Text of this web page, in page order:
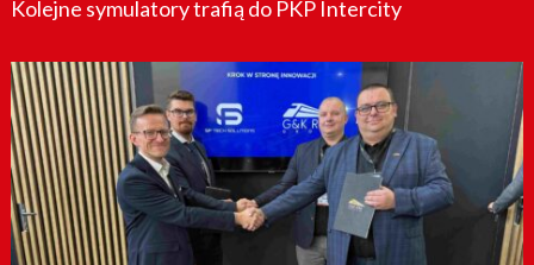
Kolejne symulatory trafią do PKP Intercity